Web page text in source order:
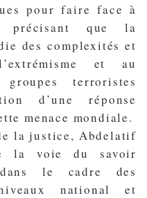
pour faire face à
précisant que la
des complexités et
et au
terroristes
d’une réponse
menace mondiale.
la justice, Abdelatif
la voie du savoir
le cadre des
national et